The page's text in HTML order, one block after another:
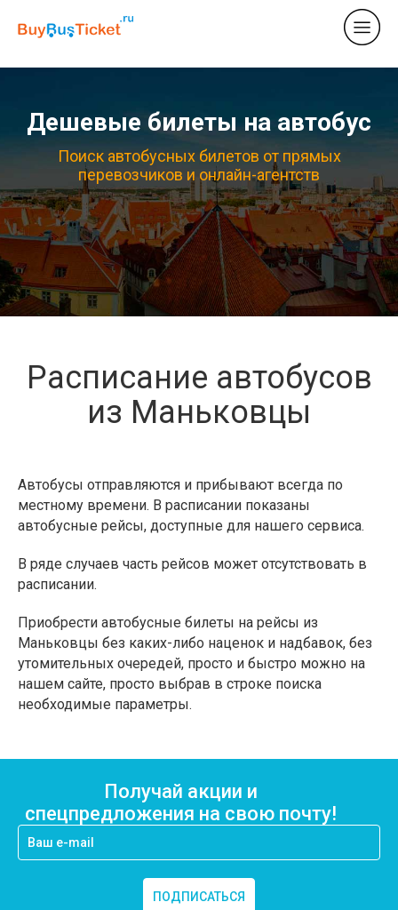
Дешевые билеты на автобус
Поиск автобусных билетов от прямых
перевозчиков и онлайн-агентств
Расписание автобусов
из Маньковцы
Автобусы отправляются и прибывают всегда по
местному времени. В расписании показаны
автобусные рейсы, доступные для нашего сервиса.
В ряде случаев часть рейсов может отсутствовать в
расписании.
Приобрести автобусные билеты на рейсы из
Маньковцы без каких-либо наценок и надбавок, без
утомительных очередей, просто и быстро можно на
нашем сайте, просто выбрав в строке поиска
необходимые параметры.
Получай акции и
спецпредложения на свою почту!
ПОДПИСАТЬСЯ